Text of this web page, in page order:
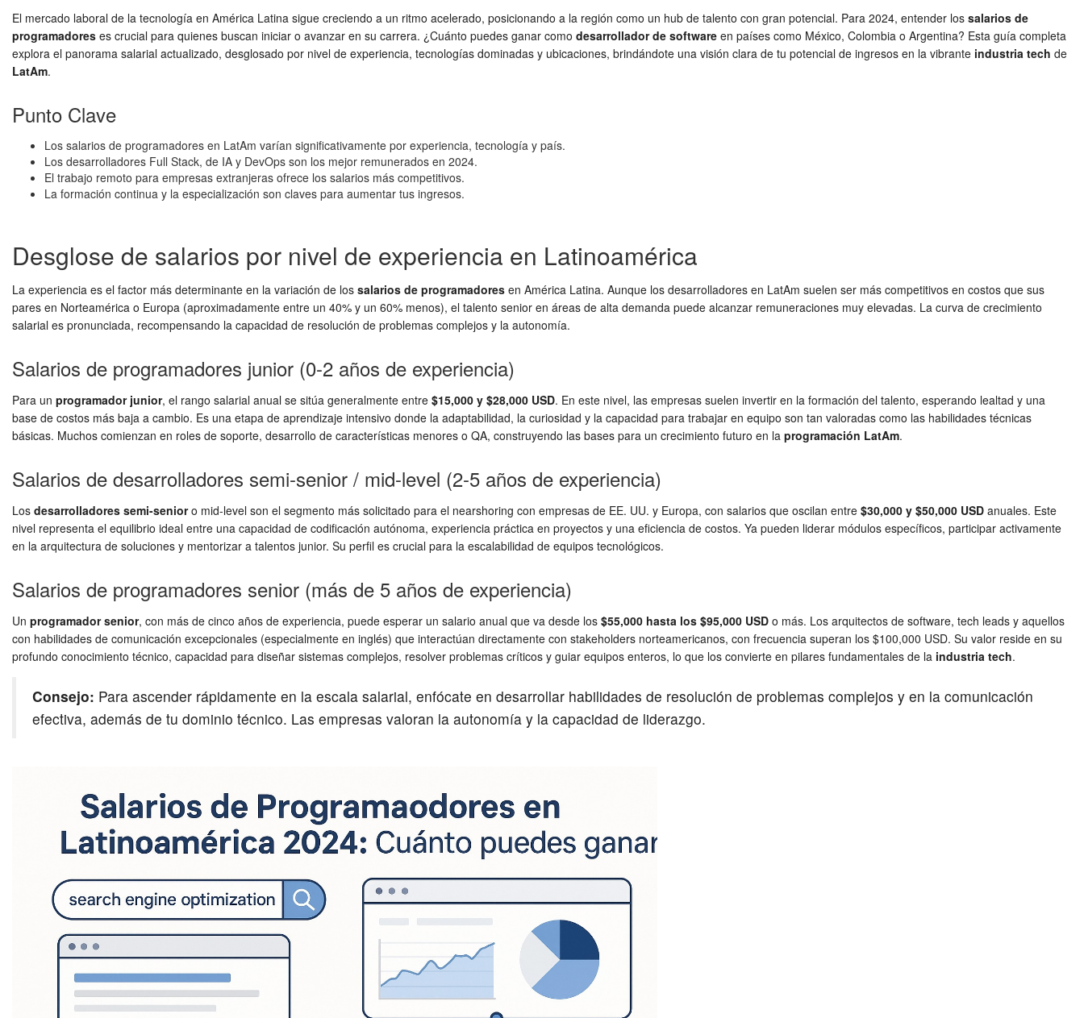
El mercado laboral de la tecnología en América Latina sigue creciendo a un ritmo acelerado, posicionando a la región como un hub de talento con gran potencial. Para 2024, entender los salarios de
programadores es crucial para quienes buscan iniciar o avanzar en su carrera. ¿Cuánto puedes ganar como desarrollador de software en países como México, Colombia o Argentina? Esta guía completa
explora el panorama salarial actualizado, desglosado por nivel de experiencia, tecnologías dominadas y ubicaciones, brindándote una visión clara de tu potencial de ingresos en la vibrante industria tech de
LatAm.
Punto Clave
Los salarios de programadores en LatAm varían significativamente por experiencia, tecnología y país.
Los desarrolladores Full Stack, de IA y DevOps son los mejor remunerados en 2024.
El trabajo remoto para empresas extranjeras ofrece los salarios más competitivos.
La formación continua y la especialización son claves para aumentar tus ingresos.
Desglose de salarios por nivel de experiencia en Latinoamérica
La experiencia es el factor más determinante en la variación de los salarios de programadores en América Latina. Aunque los desarrolladores en LatAm suelen ser más competitivos en costos que sus
pares en Norteamérica o Europa (aproximadamente entre un 40% y un 60% menos), el talento senior en áreas de alta demanda puede alcanzar remuneraciones muy elevadas. La curva de crecimiento
salarial es pronunciada, recompensando la capacidad de resolución de problemas complejos y la autonomía.
Salarios de programadores junior (0-2 años de experiencia)
Para un programador junior, el rango salarial anual se sitúa generalmente entre $15,000 y $28,000 USD. En este nivel, las empresas suelen invertir en la formación del talento, esperando lealtad y una
base de costos más baja a cambio. Es una etapa de aprendizaje intensivo donde la adaptabilidad, la curiosidad y la capacidad para trabajar en equipo son tan valoradas como las habilidades técnicas
básicas. Muchos comienzan en roles de soporte, desarrollo de características menores o QA, construyendo las bases para un crecimiento futuro en la programación LatAm.
Salarios de desarrolladores semi-senior / mid-level (2-5 años de experiencia)
Los desarrolladores semi-senioro mid-level son el segmento más solicitado para el nearshoring con empresas de EE. UU. y Europa, con salarios que oscilan entre $30,000 y $50,000 USD anuales. Este
nivel representa el equilibrio ideal entre una capacidad de codificación autónoma, experiencia práctica en proyectos y una eficiencia de costos. Ya pueden liderar módulos específicos, participar activamente
en la arquitectura de soluciones y mentorizar a talentos junior. Su perfil es crucial para la escalabilidad de equipos tecnológicos.
Salarios de programadores senior (más de 5 años de experiencia)
Un programador senior, con más de cinco años de experiencia, puede esperar un salario anual que va desde los $55,000 hasta los $95,000 USD o más. Los arquitectos de software, tech leads y aquellos
con habilidades de comunicación excepcionales (especialmente en inglés) que interactúan directamente con stakeholders norteamericanos, con frecuencia superan los $100,000 USD. Su valor reside en su
profundo conocimiento técnico, capacidad para diseñar sistemas complejos, resolver problemas críticos y guiar equipos enteros, lo que los convierte en pilares fundamentales de la industria tech.
Consejo: Para ascender rápidamente en la escala salarial, enfócate en desarrollar habilidades de resolución de problemas complejos y en la comunicación
efectiva, además de tu dominio técnico. Las empresas valoran la autonomía y la capacidad de liderazgo.